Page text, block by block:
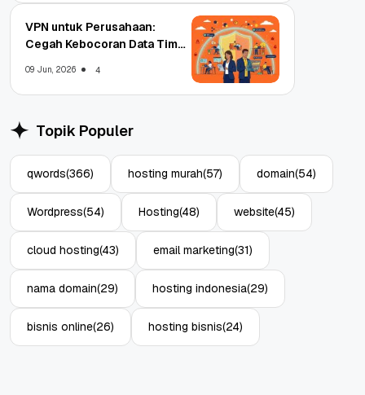
VPN untuk Perusahaan:
Cegah Kebocoran Data Tim
09 Jun, 2026 4
Topik Populer
qwords(366) hosting murah(57) domain(54)
Wordpress(54) Hosting(48) website(45)
cloud hosting(43) email marketing(31)
nama domain(29) hosting indonesia(29)
bisnis online(26) hosting bisnis(24)